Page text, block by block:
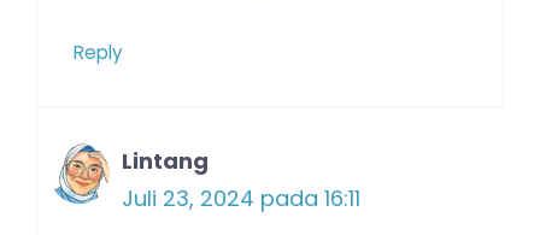
Reply
Lintang
Juli 23, 2024 pada 16:11